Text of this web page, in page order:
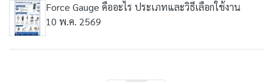
Force Gauge คืออะไร ประเภทและวิธีเลือกใช้งาน
10 พ.ค. 2569